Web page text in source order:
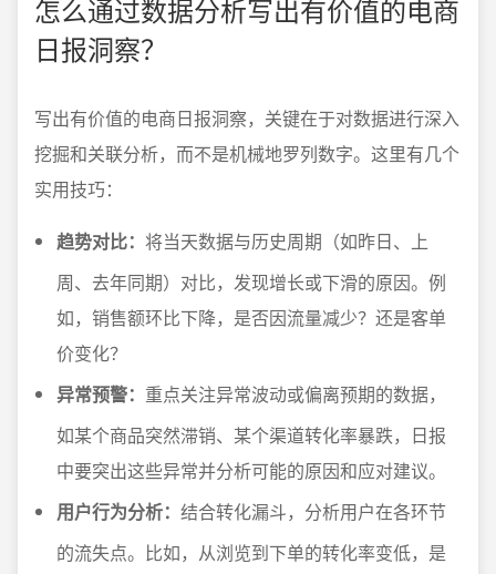
怎么通过数据分析写出有价值的电商
日报洞察？
写出有价值的电商日报洞察，关键在于对数据进行深入
挖掘和关联分析，而不是机械地罗列数字。这里有几个
实用技巧：
趋势对比： 将当天数据与历史周期（如昨日、上
周、去年同期）对比，发现增长或下滑的原因。例
如，销售额环比下降，是否因流量减少？还是客单
价变化？
异常预警： 重点关注异常波动或偏离预期的数据，
如某个商品突然滞销、某个渠道转化率暴跌，日报
中要突出这些异常并分析可能的原因和应对建议。
用户行为分析： 结合转化漏斗，分析用户在各环节
的流失点。比如，从浏览到下单的转化率变低，是